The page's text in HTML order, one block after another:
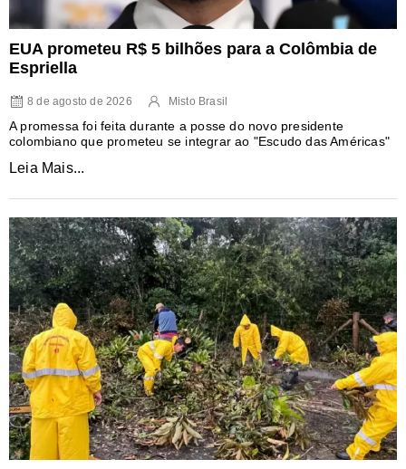
EUA prometeu R$ 5 bilhões para a Colômbia de
Espriella
8 de agosto de 2026 Misto Brasil
A promessa foi feita durante a posse do novo presidente
colombiano que prometeu se integrar ao "Escudo das Américas"
Leia Mais...